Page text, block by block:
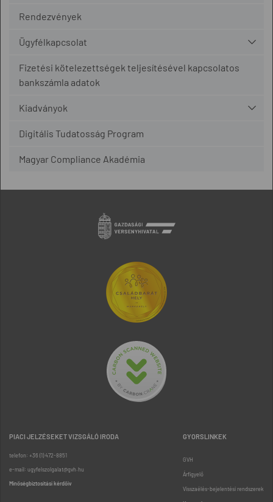
Rendezvények
Ügyfélkapcsolat
Fizetési kötelezettségek teljesítésével kapcsolatos
bankszámla adatok
Kiadványok
Digitális Tudatosság Program
Magyar Compliance Akadémia
PIACI JELZÉSEKET VIZSGÁLÓ IRODA
telefon: +36 (1) 472-8851
e-mail: ugyfelszolgalat@gvh.hu
Minőségbiztosítási kérdőív
GYORSLINKEK
GVH
Árfigyelő
Visszaélés-bejelentési rendszerek